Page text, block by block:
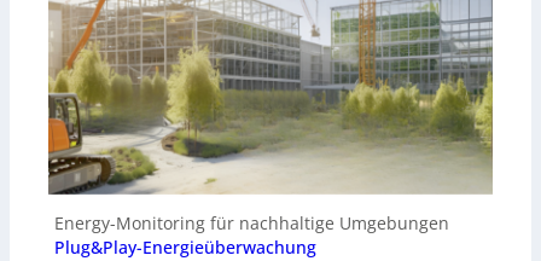
Energy-Monitoring für nachhaltige Umgebungen
Plug&Play-Energieüberwachung